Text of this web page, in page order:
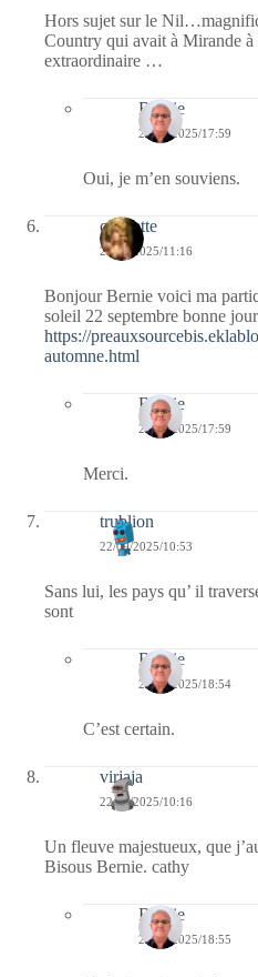
Hors sujet sur le
Country qui avait à Mirande à
extraordinaire …
Bernie
22/09/2025/17:59
Oui, je m’en souviens.
cigalette
22/09/2025/11:16
Bonjour Bernie voici ma
soleil 22 septembre bonne
https://
automne.html
Bernie
22/09/2025/17:59
Merci.
trublion
22/09/2025/10:53
Sans lui, les pays qu’ il
sont
Bernie
22/09/2025/18:54
C’est certain.
virjaja
22/09/2025/10:16
Un fleuve majestueux, que
Bisous Bernie. cathy
Bernie
22/09/2025/18:55